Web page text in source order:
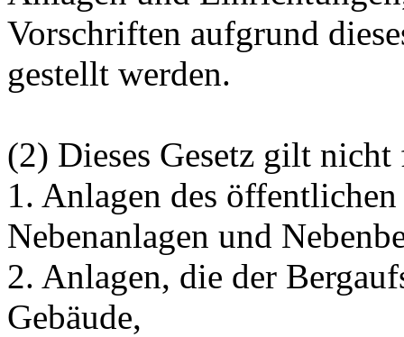
Vorschriften aufgrund
gestellt werden.
(2) Dieses Gesetz gilt nicht
1. Anlagen des
Nebenanlagen und
2. Anlagen, die der
Gebäude,